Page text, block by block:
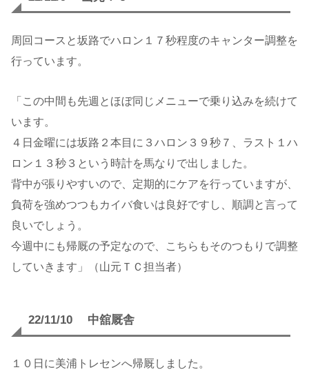
周回コースと坂路でハロン１７秒程度のキャンター調整を
行っています。
「この中間も先週とほぼ同じメニューで乗り込みを続けて
います。
４日金曜には坂路２本目に３ハロン３９秒７、ラスト１ハ
ロン１３秒３という時計を馬なりで出しました。
背中が張りやすいので、定期的にケアを行っていますが、
負荷を強めつつもカイバ食いは良好ですし、順調と言って
良いでしょう。
今週中にも帰厩の予定なので、こちらもそのつもりで調整
していきます」（山元ＴＣ担当者）
22/11/10 中舘厩舎
１０日に美浦トレセンへ帰厩しました。